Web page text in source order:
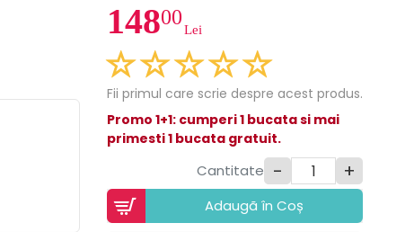
14800
Lei
Fii primul care scrie despre acest produs.
Promo 1+1: cumperi 1 bucata si mai
primesti 1 bucata gratuit.
Cantitate - +
Adaugã în Coș